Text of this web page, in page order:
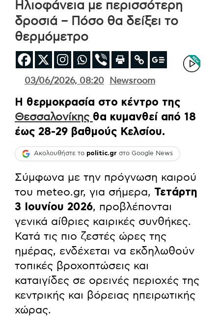
Ηλιοφάνεια με περισσότερη
δροσιά – Πόσο θα δείξει το
θερμόμετρο
03/06/2026, 08:20 Newsroom
Η θερμοκρασία στο κέντρο της
Θεσσαλονίκης θα κυμανθεί από 18
έως 28-29 βαθμούς Κελσίου.
Ακολουθήστε το politic.gr στο Google News
Σύμφωνα με την πρόγνωση καιρού
του meteo.gr, για σήμερα, Τετάρτη
3 Ιουνίου 2026, προβλέπονται
γενικά αίθριες καιρικές συνθήκες.
Κατά τις πιο ζεστές ώρες της
ημέρας, ενδέχεται να εκδηλωθούν
τοπικές βροχοπτώσεις και
καταιγίδες σε ορεινές περιοχές της
κεντρικής και βόρειας ηπειρωτικής
χώρας.